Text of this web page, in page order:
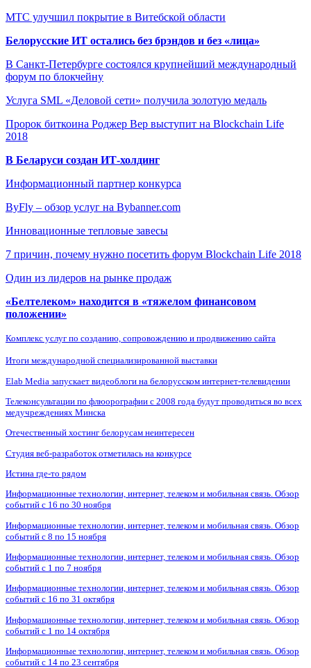
МТС улучшил покрытие в Витебской области
Белорусские ИТ остались без брэндов и без «лица»
В Санкт-Петербурге состоялся крупнейший международный
форум по блокчейну
Услуга SML «Деловой сети» получила золотую медаль
Пророк биткоина Роджер Вер выступит на Blockchain Life
2018
В Беларуси создан ИТ-холдинг
Информационный партнер конкурса
ByFly – обзор услуг на Bybanner.com
Инновационные тепловые завесы
7 причин, почему нужно посетить форум Blockchain Life 2018
Один из лидеров на рынке продаж
«Белтелеком» находится в «тяжелом финансовом
положении»
Комплекс услуг по созданию, сопровождению и продвижению сайта
Итоги международной специализированной выставки
Elab Media запускает видеоблоги на белорусском интернет-телевидении
Телеконсультации по флюорографии с 2008 года будут проводиться во всех
медучреждениях Минска
Отечественный хостинг белорусам неинтересен
Студия веб-разработок отметилась на конкурсе
Истина где-то рядом
Информационные технологии, интернет, телеком и мобильная связь. Обзор
событий с 16 по 30 ноября
Информационные технологии, интернет, телеком и мобильная связь. Обзор
событий с 8 по 15 ноября
Информационные технологии, интернет, телеком и мобильная связь. Обзор
событий с 1 по 7 ноября
Информационные технологии, интернет, телеком и мобильная связь. Обзор
событий с 16 по 31 октября
Информационные технологии, интернет, телеком и мобильная связь. Обзор
событий с 1 по 14 октября
Информационные технологии, интернет, телеком и мобильная связь. Обзор
событий с 14 по 23 сентября